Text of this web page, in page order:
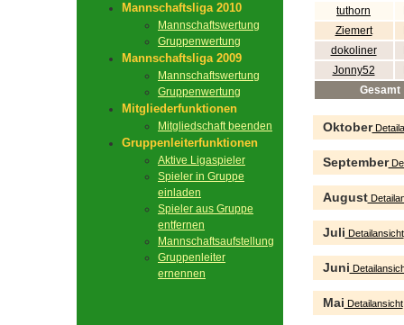
Mannschaftsliga 2010
Mannschaftswertung
Gruppenwertung
Mannschaftsliga 2009
Mannschaftswertung
Gruppenwertung
Mitgliederfunktionen
Mitgliedschaft beenden
Gruppenleiterfunktionen
Aktive Ligaspieler
Spieler in Gruppe
einladen
Spieler aus Gruppe
entfernen
Mannschaftsaufstellung
Gruppenleiter
ernennen
tuthorn
Ziemert
dokoliner
Jonny52
Gesamt
Oktober
September
August
Juli Detailansicht
Juni
Mai Detailansicht